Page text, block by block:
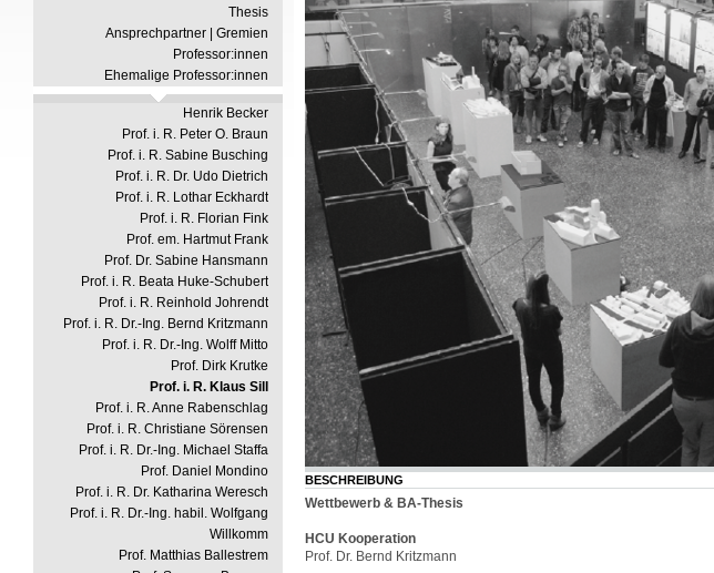
Thesis
Ansprechpartner | Gremien
Professor:innen
Ehemalige Professor:innen
Henrik Becker
Prof. i. R. Peter O. Braun
Prof. i. R. Sabine Busching
Prof. i. R. Dr. Udo Dietrich
Prof. i. R. Lothar Eckhardt
Prof. i. R. Florian Fink
Prof. em. Hartmut Frank
Prof. Dr. Sabine Hansmann
Prof. i. R. Beata Huke-Schubert
Prof. i. R. Reinhold Johrendt
Prof. i. R. Dr.-Ing. Bernd Kritzmann
Prof. i. R. Dr.-Ing. Wolff Mitto
Prof. Dirk Krutke
Prof. i. R. Klaus Sill
Prof. i. R. Anne Rabenschlag
Prof. i. R. Christiane Sörensen
Prof. i. R. Dr.-Ing. Michael Staffa
Prof. Daniel Mondino
Prof. i. R. Dr. Katharina Weresch
Prof. i. R. Dr.-Ing. habil. Wolfgang
Willkomm
Prof. Matthias Ballestrem
BESCHREIBUNG
Wettbewerb & BA-Thesis
HCU Kooperation
Prof. Dr. Bernd Kritzmann